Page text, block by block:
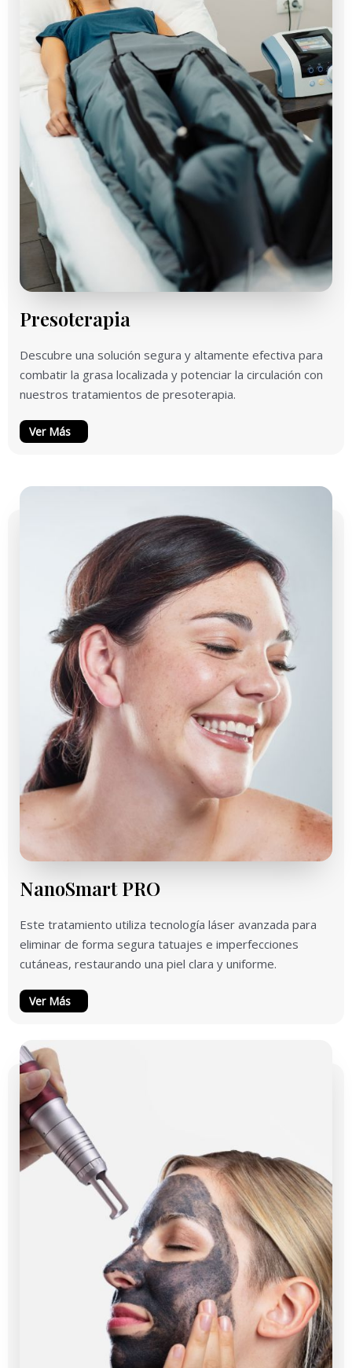
Presoterapia
Descubre una solución segura y altamente efectiva para
combatir la grasa localizada y potenciar la circulación con
nuestros tratamientos de presoterapia.
Ver Más
NanoSmart PRO
Este tratamiento utiliza tecnología láser avanzada para
eliminar de forma segura tatuajes e imperfecciones
cutáneas, restaurando una piel clara y uniforme.
Ver Más